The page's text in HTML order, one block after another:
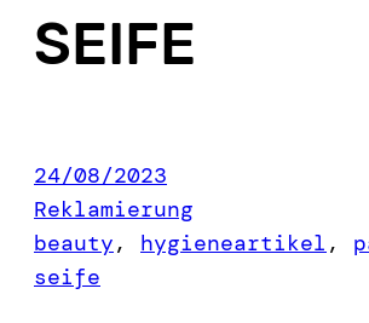
SEIFE
24/08/2023
Reklamierung
beauty, hygieneartikel ,
seife